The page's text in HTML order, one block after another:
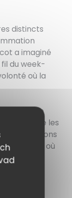
distincts
a imaginé
du week-
où la
satisfaire
que les
15 mai, où
à
avec le